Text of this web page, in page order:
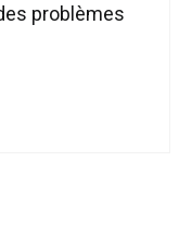
problèmes